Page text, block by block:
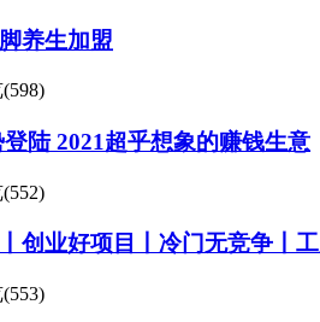
养生加盟
陆 2021超乎想象的赚钱生意
创业好项目丨冷门无竞争丨